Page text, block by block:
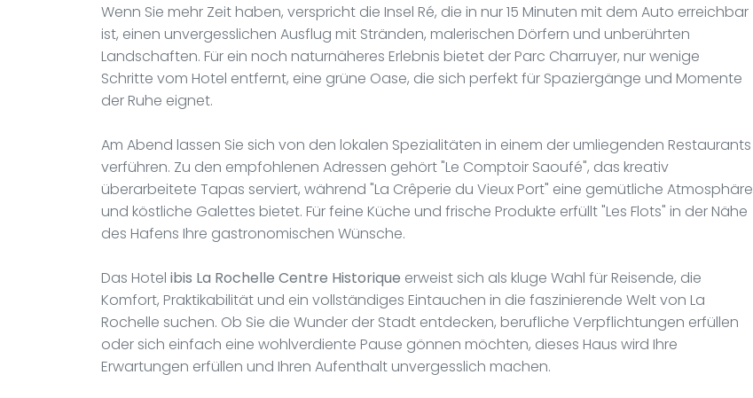
Wenn Sie mehr Zeit haben, verspricht die Insel Ré, die in nur 15 Minuten mit dem Auto erreichbar
ist, einen unvergesslichen Ausflug mit Stränden, malerischen Dörfern und unberührten
Landschaften. Für ein noch naturnäheres Erlebnis bietet der Parc Charruyer, nur wenige
Schritte vom Hotel entfernt, eine grüne Oase, die sich perfekt für Spaziergänge und Momente
der Ruhe eignet.
Am Abend lassen Sie sich von den lokalen Spezialitäten in einem der umliegenden Restaurants
verführen. Zu den empfohlenen Adressen gehört "Le Comptoir Saoufé", das kreativ
überarbeitete Tapas serviert, während "La Crêperie du Vieux Port" eine gemütliche Atmosphäre
und köstliche Galettes bietet. Für feine Küche und frische Produkte erfüllt "Les Flots" in der Nähe
des Hafens Ihre gastronomischen Wünsche.
Das Hotel ibis La Rochelle Centre Historique erweist sich als kluge Wahl für Reisende, die
Komfort, Praktikabilität und ein vollständiges Eintauchen in die faszinierende Welt von La
Rochelle suchen. Ob Sie die Wunder der Stadt entdecken, berufliche Verpflichtungen erfüllen
oder sich einfach eine wohlverdiente Pause gönnen möchten, dieses Haus wird Ihre
Erwartungen erfüllen und Ihren Aufenthalt unvergesslich machen.